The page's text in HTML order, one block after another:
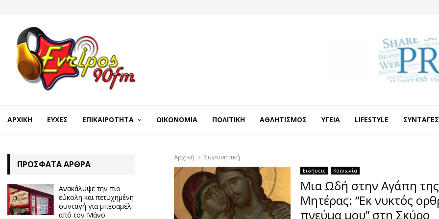
ΑΡΧΙΚΉ ΕΥΧΈΣ ΕΠΙΚΑΙΡΌΤΗΤΑ ΟΙΚΟΝΟΜΊΑ ΠΟΛΙΤΙΚΉ ΑΘΛΗΤΙΣΜΌΣ ΥΓΕΊΑ LIFESTYLE ΣΥΝΤΑΓΈΣ
Αρχική Συγκινητική
Ειδήσεις Κοινωνία
Μια Ωδή στην Αγάπη της
Μητέρας: “Εκ νυκτός
πνεύμα μου” στη Σκύρο
ΠΡΌΣΦΑΤΑ ΆΡΘΡΑ
Ανακάλυψε την πιο
εύκολη και πετυχημένη
συνταγή για μπεσαμέλ
από τον Μάνο